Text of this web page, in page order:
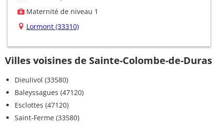
Maternité de niveau 1
Lormont (33310)
Villes voisines de Sainte-Colombe-de-Duras
Dieulivol (33580)
Baleyssagues (47120)
Esclottes (47120)
Saint-Ferme (33580)